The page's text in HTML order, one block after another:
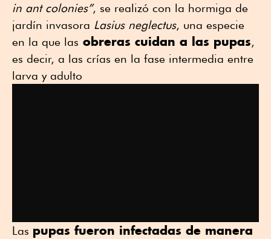
in ant colonies”, se realizó con la hormiga de
jardín invasora Lasius neglectus, una especie
en la que las obreras cuidan a las pupas,
es decir, a las crías en la fase intermedia entre
larva y adulto
Las pupas fueron infectadas de manera